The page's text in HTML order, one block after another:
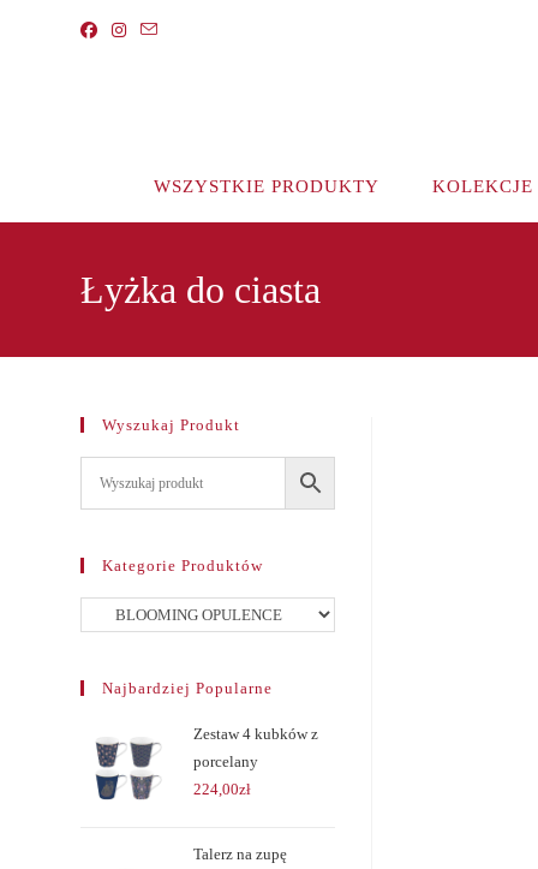
WSZYSTKIE PRODUKTY KOLEKCJE
Łyżka do ciasta
Wyszukaj Produkt
Kategorie Produktów
Najbardziej Popularne
Zestaw 4 kubków z
porcelany
224,00zł
Talerz na zupę